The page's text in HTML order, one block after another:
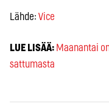
Lähde: Vice
LUE LISÄÄ: Maanantai
sattumasta